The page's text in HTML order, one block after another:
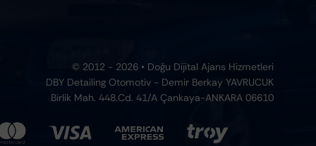
© 2012 - 2026 • Doğu Dijital Ajans Hizmetleri
DBY Detailing Otomotiv - Demir Berkay YAVRUCUK
Birlik Mah. 448.Cd. 41/A Çankaya-ANKARA 06610